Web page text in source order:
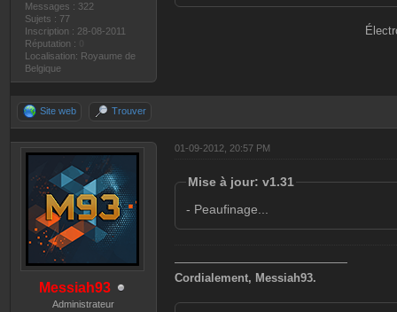
Messages : 322
Sujets : 77
Inscription : 28-08-2011
Réputation :
Localisation: Royaume de
Belgique
Site web Trouver
Messiah93
Administrateur
01-09-2012, 20:57 PM
Mise à jour: v1.31
- Peaufinage...
———————————————
Cordialement, Messiah93.